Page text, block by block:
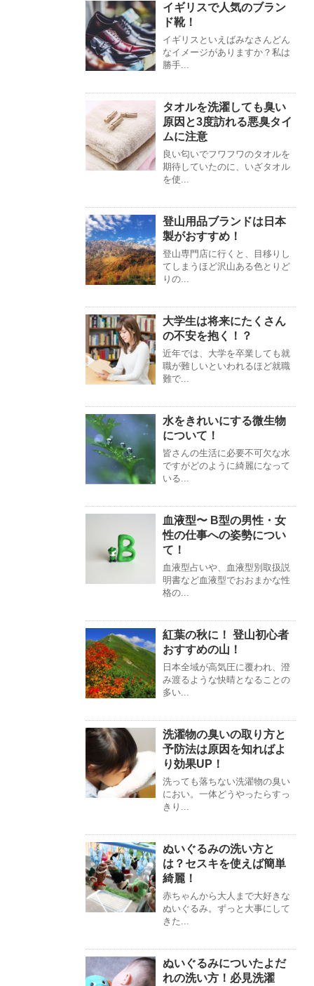
イギリスで人気のブラン
ド靴！
イギリスといえばみなさんどん
なイメージがありますか？私は
勝手...
タオルを洗濯しても臭い
原因と3度訪れる悪臭タイ
ムに注意
良い匂いでフワフワのタオルを
期待していたのに、いざタオル
を使...
登山用品ブランドは日本
製がおすすめ！
登山専門店に行くと、目移りし
てしまうほど沢山ある色とりど
りの...
大学生は将来にたくさん
の不安を抱く！？
近年では、大学を卒業しても就
職が難しいといわれるほど就職
難で...
水をきれいにする微生物
について！
皆さんの生活に必要不可欠な水
ですがどのように綺麗になって
いる...
血液型〜 B型の男性・女
性の仕事への姿勢につい
て！
血液型占いや、血液型別取扱説
明書など血液型でおおまかな性
格の...
紅葉の秋に！ 登山初心者
おすすめの山！
日本全域が高気圧に覆われ、澄
み渡るような快晴となることの
多い...
洗濯物の臭いの取り方と
予防法は原因を知ればよ
り効果UP！
洗っても落ちない洗濯物の臭い
におい。一体どうやったらすっ
きり...
ぬいぐるみの洗い方と
は？セスキを使えば簡単
綺麗！
赤ちゃんから大人まで大好きな
ぬいぐるみ。ずっと大事にして
きた...
ぬいぐるみについたよだ
れの洗い方！必見洗濯